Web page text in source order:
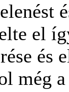
el
és